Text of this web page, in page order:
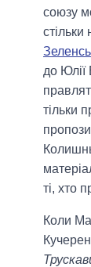
союзу
стільки
до Юлії
тільки
ті, хто
Коли